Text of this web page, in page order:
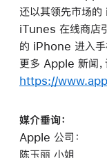
还以其领先市场
iTunes 在线商店
的 iPhone 进入手
更多 Apple 新闻，
https://
媒介垂
Apple 公司：
陈玉丽 小姐